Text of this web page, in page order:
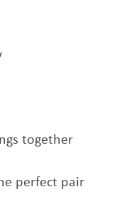
together
perfect pair